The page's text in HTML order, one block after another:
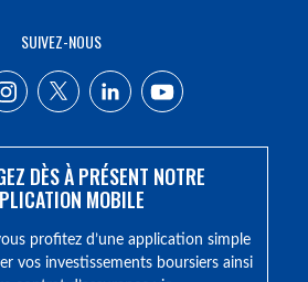
SUIVEZ-NOUS
DÈS À PRÉSENT NOTRE
MOBILE
profitez d’une application simple
vos investissements boursiers ainsi